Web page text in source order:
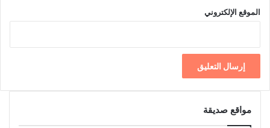
الموقع الإلكتروني
مواقع صديقة